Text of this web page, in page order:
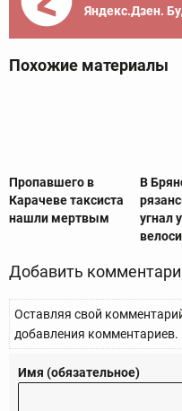
Яндекс.Дзен.
Похожие материалы
Пропавшего в
Карачеве таксиста
нашли мертвым
В
угнал
Добавить
Оставляя свой
добавления комментариев.
Имя (обязательное)